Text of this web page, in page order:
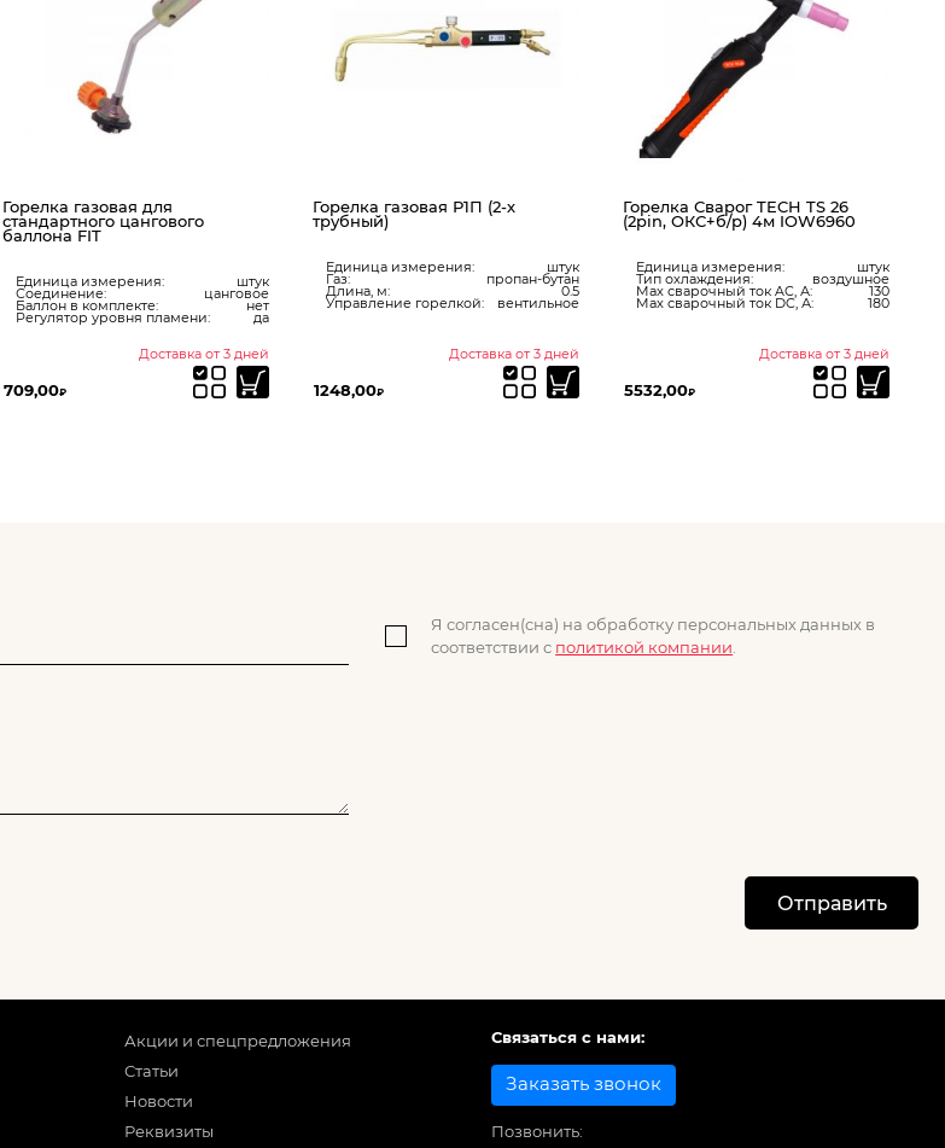
Горелка газовая Р1П (2-х
трубный)
Газ: пропан-бутан
Длина, м:
Управление горелкой: вентильное
Доставка от 3 дней
1248,00
Горелка Сварог TECH TS 26
(2pin, ОКС+б/р) 4м IOW6960
Единица измерения:
Тип охлаждения: воздушное
Max сварочный ток AC, А:
Max сварочный ток DC, А:
Доставка от 3 дней
5532,00
Единица измерения:
Номинальный ток, А :
Длина зажима, мм:
Количество, шт:
В наличии
105,00
Я согласен(сна) на обработку персональных данных в
соответствии с политикой компании.
Отправить
Акции и спецпредложения
Статьи
Новости
Реквизиты
Связаться с нами:
Заказать звонок
Позвонить: